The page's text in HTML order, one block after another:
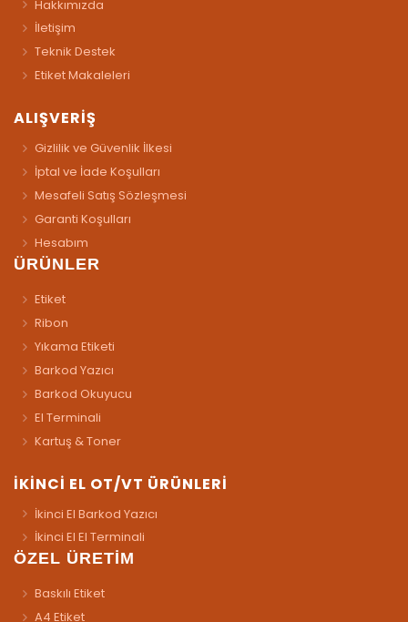
Hakkımızda
İletişim
Teknik Destek
Etiket Makaleleri
ALIŞVERİŞ
Gizlilik ve Güvenlik İlkesi
İptal ve İade Koşulları
Mesafeli Satış Sözleşmesi
Garanti Koşulları
Hesabım
ÜRÜNLER
Etiket
Ribon
Yıkama Etiketi
Barkod Yazıcı
Barkod Okuyucu
El Terminali
Kartuş & Toner
İKİNCİ EL OT/VT ÜRÜNLERİ
İkinci El Barkod Yazıcı
İkinci El El Terminali
ÖZEL ÜRETİM
Baskılı Etiket
A4 Etiket